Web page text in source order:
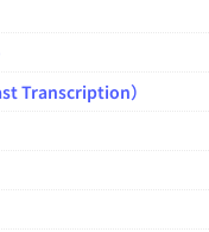
Transcription）